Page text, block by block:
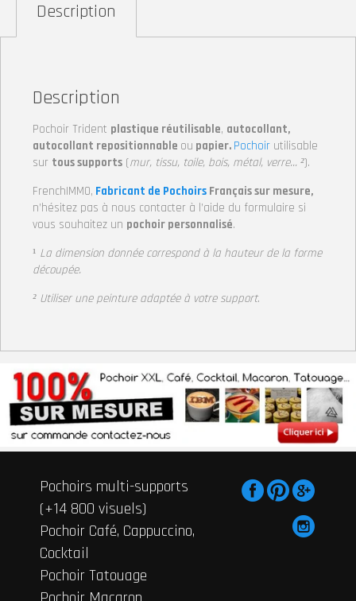
Description
Description
Pochoir Trident plastique réutilisable, autocollant,
autocollant repositionnable ou papier. Pochoir utilisable
sur tous supports (mur, tissu, toile, bois, métal, verre… ²).
FrenchIMMO, Fabricant de Pochoirs Français sur mesure,
n’hésitez pas à nous contacter à l’aide du formulaire si
vous souhaitez un pochoir personnalisé.
¹ La dimension donnée correspond à la hauteur de la forme
découpée.
² Utiliser une peinture adaptée à votre support.
Pochoirs multi-supports
(+14 800 visuels)
Pochoir Café, Cappuccino,
Cocktail
Pochoir Tatouage